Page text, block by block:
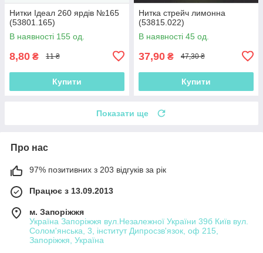
Нитки Ідеал 260 ярдів №165
(53801.165)
В наявності 155 од.
8,80 ₴ 11 ₴
Купити
Нитка стрейч лимонна
(53815.022)
В наявності 45 од.
37,90 ₴ 47,30 ₴
Купити
Показати ще
Про нас
97% позитивних з 203 відгуків за рік
Працює з 13.09.2013
м. Запоріжжя
Україна Запоріжжя вул.Незалежної України 39б Київ вул.
Солом'янська, 3, інститут Дипросзв'язок, оф 215,
Запоріжжя, Україна